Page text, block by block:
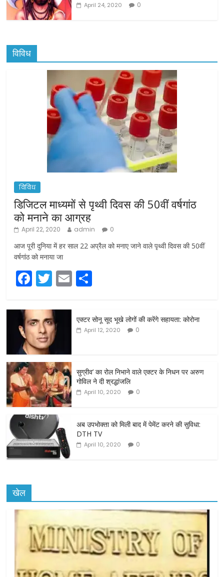
April 24, 2020 0
विविध
विविध
डिजिटल माध्यमों से पृथ्वी दिवस की 50वीं वर्षगांठ
को मनाने का आग्रह
April 22, 2020 admin 0
आज पूरी दुनिया में हर साल 22 अप्रैल को मनाए जाने वाले पृथ्वी दिवस की 50वीं
वर्षगांठ को मनाया जा
F
a
c
e
b
o
o
k
T
w
itt
er
E
m
ar
e
एक्टर सोनू सूद भूखे लोगों की करेंगे सहायता: कोरोना
April 12, 2020 0
सुग्रीव’ का रोल निभाने वाले एक्टर के निधन पर अरुण
गोविल ने दी श्रद्धांजलि
April 10, 2020 0
अब उपभोक्ता को मिली बाद में पेमेंट करने की सुविधा:
DTH TV
April 10, 2020 0
खेल